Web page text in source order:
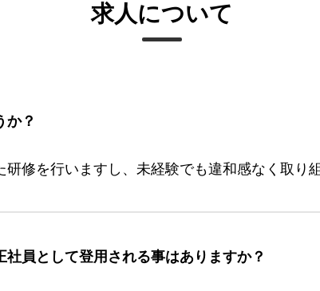
求人について
か？
修を行いますし、未経験でも違和感なく取り
員として登用される事はありますか？